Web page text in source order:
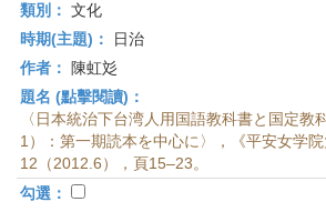
類別： 文化
時期(主題)：
日治
作者：
陳虹彣
題名 (點擊閱讀)：
〈日本統治下台湾人用国語教科書と国定教
1）：第一期読本を中心に〉，《平安女学院
12（2012.6），頁15–23。
勾選：